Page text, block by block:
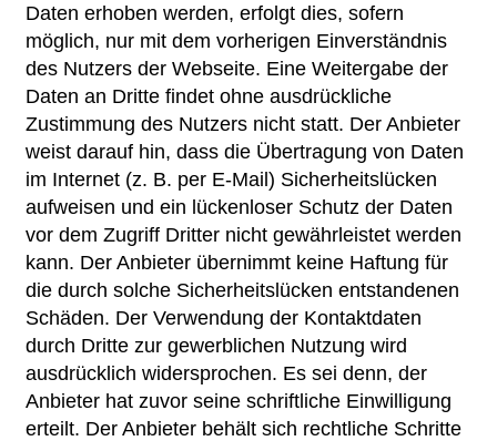
Daten erhoben werden, erfolgt dies, sofern
möglich, nur mit dem vorherigen Einverständnis
des Nutzers der Webseite. Eine Weitergabe der
Daten an Dritte findet ohne ausdrückliche
Zustimmung des Nutzers nicht statt. Der Anbieter
weist darauf hin, dass die Übertragung von Daten
im Internet (z. B. per E-Mail) Sicherheitslücken
aufweisen und ein lückenloser Schutz der Daten
vor dem Zugriff Dritter nicht gewährleistet werden
kann. Der Anbieter übernimmt keine Haftung für
die durch solche Sicherheitslücken entstandenen
Schäden. Der Verwendung der Kontaktdaten
durch Dritte zur gewerblichen Nutzung wird
ausdrücklich widersprochen. Es sei denn, der
Anbieter hat zuvor seine schriftliche Einwilligung
erteilt. Der Anbieter behält sich rechtliche Schritte